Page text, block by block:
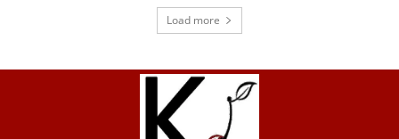
Load more